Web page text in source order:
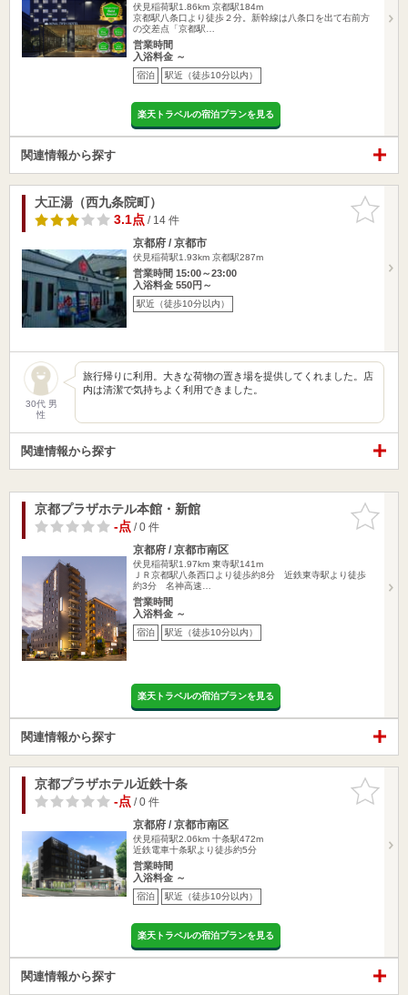
伏見稲荷駅1.86km 京都駅184m
京都駅八条口より徒歩２分。新幹線は八条口を出て右前方
の交差点「京都駅…
営業時間
入浴料金 ～
宿泊 駅近（徒歩10分以内）
楽天トラベルの宿泊プランを見る
関連情報から探す
お気に入
りに追加
大正湯（西九条院町）
3.1点/ 14 件
京都府 / 京都市
伏見稲荷駅1.93km 京都駅287m
営業時間 15:00～23:00
入浴料金 550円～
駅近（徒歩10分以内）
30代 男
性
旅行帰りに利用。大きな荷物の置き場を提供してくれました。店
内は清潔で気持ちよく利用できました。
関連情報から探す
お気に入
りに追加
京都プラザホテル本館・新館
-点/ 0 件
京都府 / 京都市南区
伏見稲荷駅1.97km 東寺駅141m
ＪＲ京都駅八条西口より徒歩約8分 近鉄東寺駅より徒歩
約3分 名神高速…
営業時間
入浴料金 ～
宿泊 駅近（徒歩10分以内）
楽天トラベルの宿泊プランを見る
関連情報から探す
お気に入
りに追加
京都プラザホテル近鉄十条
-点/ 0 件
京都府 / 京都市南区
伏見稲荷駅2.06km 十条駅472m
近鉄電車十条駅より徒歩約5分
営業時間
入浴料金 ～
宿泊 駅近（徒歩10分以内）
楽天トラベルの宿泊プランを見る
関連情報から探す